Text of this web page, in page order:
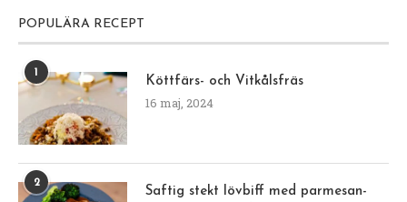
POPULÄRA RECEPT
Köttfärs- och Vitkålsfräs
16 maj, 2024
2
Saftig stekt lövbiff med parmesan-